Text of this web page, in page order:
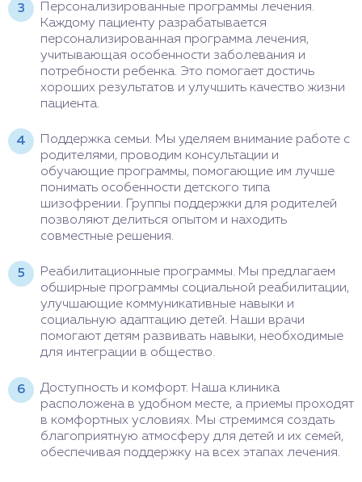
Персонализированные программы лечения.
Каждому пациенту разрабатывается
персонализированная программа лечения,
учитывающая особенности заболевания и
потребности ребенка. Это помогает достичь
хороших результатов и улучшить качество жизни
пациента.
Поддержка семьи. Мы уделяем внимание работе с
родителями, проводим консультации и
обучающие программы, помогающие им лучше
понимать особенности детского типа
шизофрении. Группы поддержки для родителей
позволяют делиться опытом и находить
совместные решения.
Реабилитационные программы. Мы предлагаем
обширные программы социальной реабилитации,
улучшающие коммуникативные навыки и
социальную адаптацию детей. Наши врачи
помогают детям развивать навыки, необходимые
для интеграции в общество.
Доступность и комфорт. Наша клиника
расположена в удобном месте, а приемы проходят
в комфортных условиях. Мы стремимся создать
благоприятную атмосферу для детей и их семей,
обеспечивая поддержку на всех этапах лечения.